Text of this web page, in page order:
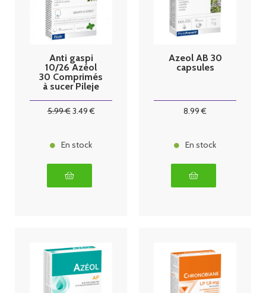
Anti gaspi
10/26 Azéol
30 Comprimés
à sucer Pileje
5.99€3.49€
En stock
Azeol AB 30
capsules
8.99 €
En stock